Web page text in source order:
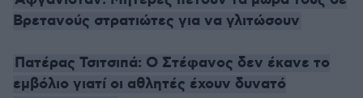
Βρετανούς στρατιώτες για να γλιτώσουν
Πατέρας Τσιτσιπά: Ο Στέφανος δεν έκανε το
εμβόλιο γιατί οι αθλητές έχουν δυνατό